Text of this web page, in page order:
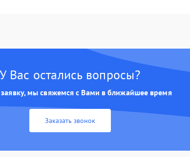
1 год
У Вас остались вопросы?
заявку, мы свяжемся с Вами в ближайшее время
Заказать звонок